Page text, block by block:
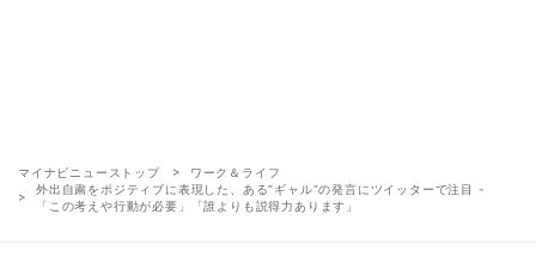
マイナビニューストップ
ワーク＆ライフ
外出自粛をポジティブに表現した、ある“ギャル”の発言にツイッターで注目 -
「この考えや行動が必要」「誰よりも説得力あります」